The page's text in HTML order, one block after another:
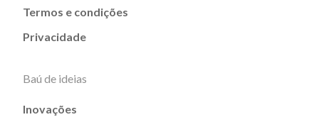
Termos e condições
Privacidade
Baú de ideias
Inovações